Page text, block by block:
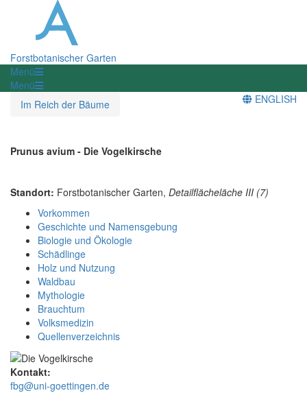
Forstbotanischer Garten
Menü
Menü
Im Reich der Bäume
ENGLISH
Prunus avium - Die Vogelkirsche
Standort: Forstbotanischer Garten, Detailflächeläche III (7)
Vorkommen
Geschichte und Namensgebung
Biologie und Ökologie
Schädlinge
Holz und Nutzung
Waldbau
Mythologie
Brauchtum
Volksmedizin
Quellenverzeichnis
Kontakt:
fbg@uni-goettingen.de